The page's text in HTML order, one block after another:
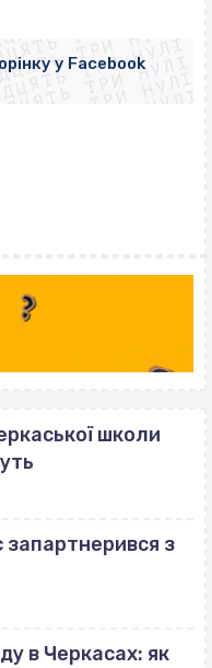
ТРИ НУЛІ
ТРИ НУЛІ
ТРИ НУЛІ
ТРИ НУЛІ
ТРИ НУЛІ
ТРИ НУЛІ
ТРИ НУЛІ
у Facebook
школи
запартнерився з
в Черкасах: як